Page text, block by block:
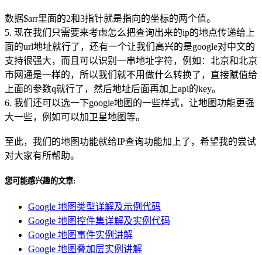
数据$arr里面的2和3指针就是指向的坐标的两个值。
5. 现在我们只需要来考虑怎么把查询出来的ip的地点传递给上
面的url地址就行了，还有一个让我们高兴的是google对中文的
支持很强大，而且可以识别一串地址字符，例如：北京和北京
市网通是一样的，所以我们就不用做什么转换了，直接赋值给
上面的参数q就行了，然后地址后面再加上api的key。
6. 我们还可以选一下google地图的一些样式，让地图功能更强
大一些，例如可以加卫星地图等。
至此，我们的地图功能就给IP查询功能加上了，希望我的尝试
对大家有所帮助。
您可能感兴趣的文章:
Google 地图类型详解及示例代码
Google 地图控件集详解及实例代码
Google 地图事件实例讲解
Google 地图叠加层实例讲解